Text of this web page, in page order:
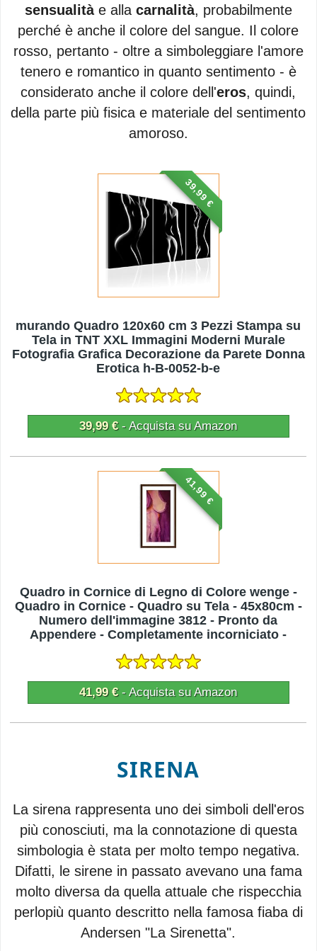
sensualitàe alla carnalità, probabilmente
perché è anche il colore del sangue. Il colore
rosso, pertanto - oltre a simboleggiare l'amore
tenero e romantico in quanto sentimento - è
considerato anche il colore dell'eros, quindi,
della parte più fisica e materiale del sentimento
amoroso.
39,99 €
murando Quadro 120x60 cm 3 Pezzi Stampa su
Tela in TNT XXL Immagini Moderni Murale
Fotografia Grafica Decorazione da Parete Donna
Erotica h-B-0052-b-e
39,99 €- Acquista su Amazon
41,99 €
Quadro in Cornice di Legno di Colore wenge -
Quadro in Cornice - Quadro su Tela - 45x80cm -
Numero dell'immagine 3812 - Pronto da
Appendere - Completamente incorniciato -
41,99 €- Acquista su Amazon
SIRENA
La sirena rappresenta uno dei simboli dell'eros
più conosciuti, ma la connotazione di questa
simbologia è stata per molto tempo negativa.
Difatti, le sirene in passato avevano una fama
molto diversa da quella attuale che rispecchia
perlopiù quanto descritto nella famosa fiaba di
Andersen "La Sirenetta".